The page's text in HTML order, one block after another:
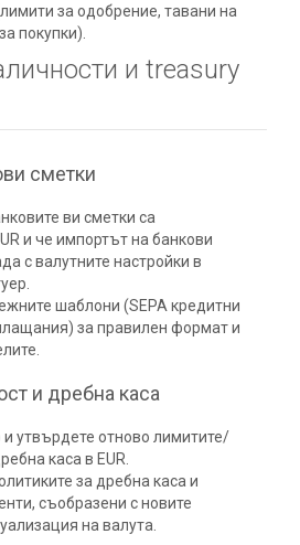
за одобрение, тавани на
покупки).
и treasury
сметки
ви сметки са
и че импортът на банкови
с валутните настройки в
шаблони (SEPA кредитни
за правилен формат и
и дребна каса
и утвърдете отново лимитите/
каса в EUR.
за дребна каса и
съобразени с новите
на валута.